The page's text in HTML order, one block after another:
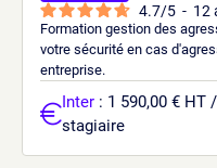
4.7/5 - 12
Formation gestion des
votre sécurité en cas
entreprise.
Inter : 1 590,00 € HT /
stagiaire